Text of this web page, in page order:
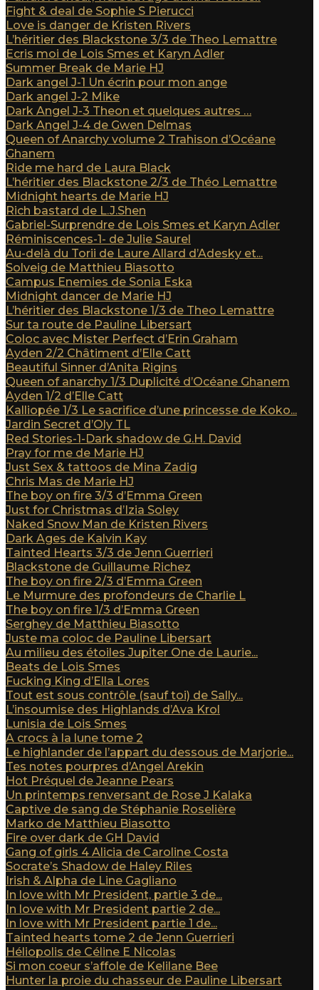
Fight & deal de Sophie S Pierucci
Love is danger de Kristen Rivers
L’héritier des Blackstone 3/3 de Theo Lemattre
Ecris moi de Lois Smes et Karyn Adler
Summer Break de Marie HJ
Dark angel J-1 Un écrin pour mon ange
Dark angel J-2 Mike
Dark Angel J-3 Theon et quelques autres …
Dark Angel J-4 de Gwen Delmas
Queen of Anarchy volume 2 Trahison d’Océane
Ghanem
Ride me hard de Laura Black
L’héritier des Blackstone 2/3 de Théo Lemattre
Midnight hearts de Marie HJ
Rich bastard de L.J.Shen
Gabriel-Surprendre de Lois Smes et Karyn Adler
Réminiscences-1- de Julie Saurel
Au-delà du Torii de Laure Allard d’Adesky et...
Solveig de Matthieu Biasotto
Campus Enemies de Sonia Eska
Midnight dancer de Marie HJ
L’héritier des Blackstone 1/3 de Theo Lemattre
Sur ta route de Pauline Libersart
Coloc avec Mister Perfect d’Erin Graham
Ayden 2/2 Châtiment d’Elle Catt
Beautiful Sinner d’Anita Rigins
Queen of anarchy 1/3 Duplicité d’Océane Ghanem
Ayden 1/2 d’Elle Catt
Kalliopée 1/3 Le sacrifice d’une princesse de Koko...
Jardin Secret d’Oly TL
Red Stories-1-Dark shadow de G.H. David
Pray for me de Marie HJ
Just Sex & tattoos de Mina Zadig
Chris Mas de Marie HJ
The boy on fire 3/3 d’Emma Green
Just for Christmas d’Izia Soley
Naked Snow Man de Kristen Rivers
Dark Ages de Kalvin Kay
Tainted Hearts 3/3 de Jenn Guerrieri
Blackstone de Guillaume Richez
The boy on fire 2/3 d’Emma Green
Le Murmure des profondeurs de Charlie L
The boy on fire 1/3 d’Emma Green
Serghey de Matthieu Biasotto
Juste ma coloc de Pauline Libersart
Au milieu des étoiles Jupiter One de Laurie...
Beats de Lois Smes
Fucking King d’Ella Lores
Tout est sous contrôle (sauf toi) de Sally...
L’insoumise des Highlands d’Ava Krol
Lunisia de Lois Smes
A crocs à la lune tome 2
Le highlander de l’appart du dessous de Marjorie...
Tes notes pourpres d’Angel Arekin
Hot Préquel de Jeanne Pears
Un printemps renversant de Rose J Kalaka
Captive de sang de Stéphanie Roselière
Marko de Matthieu Biasotto
Fire over dark de GH David
Gang of girls 4 Alicia de Caroline Costa
Socrate’s Shadow de Haley Riles
Irish & Alpha de Line Gagliano
In love with Mr President, partie 3 de...
In love with Mr President partie 2 de...
In love with Mr President partie 1 de...
Tainted hearts tome 2 de Jenn Guerrieri
Héliopolis de Céline E Nicolas
Si mon coeur s’affole de Kelilane Bee
Hunter la proie du chasseur de Pauline Libersart